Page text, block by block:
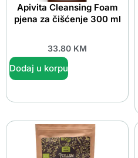
Apivita Cleansing Foam
pjena za čišćenje 300 ml
33.80 KM
Dodaj u korpu